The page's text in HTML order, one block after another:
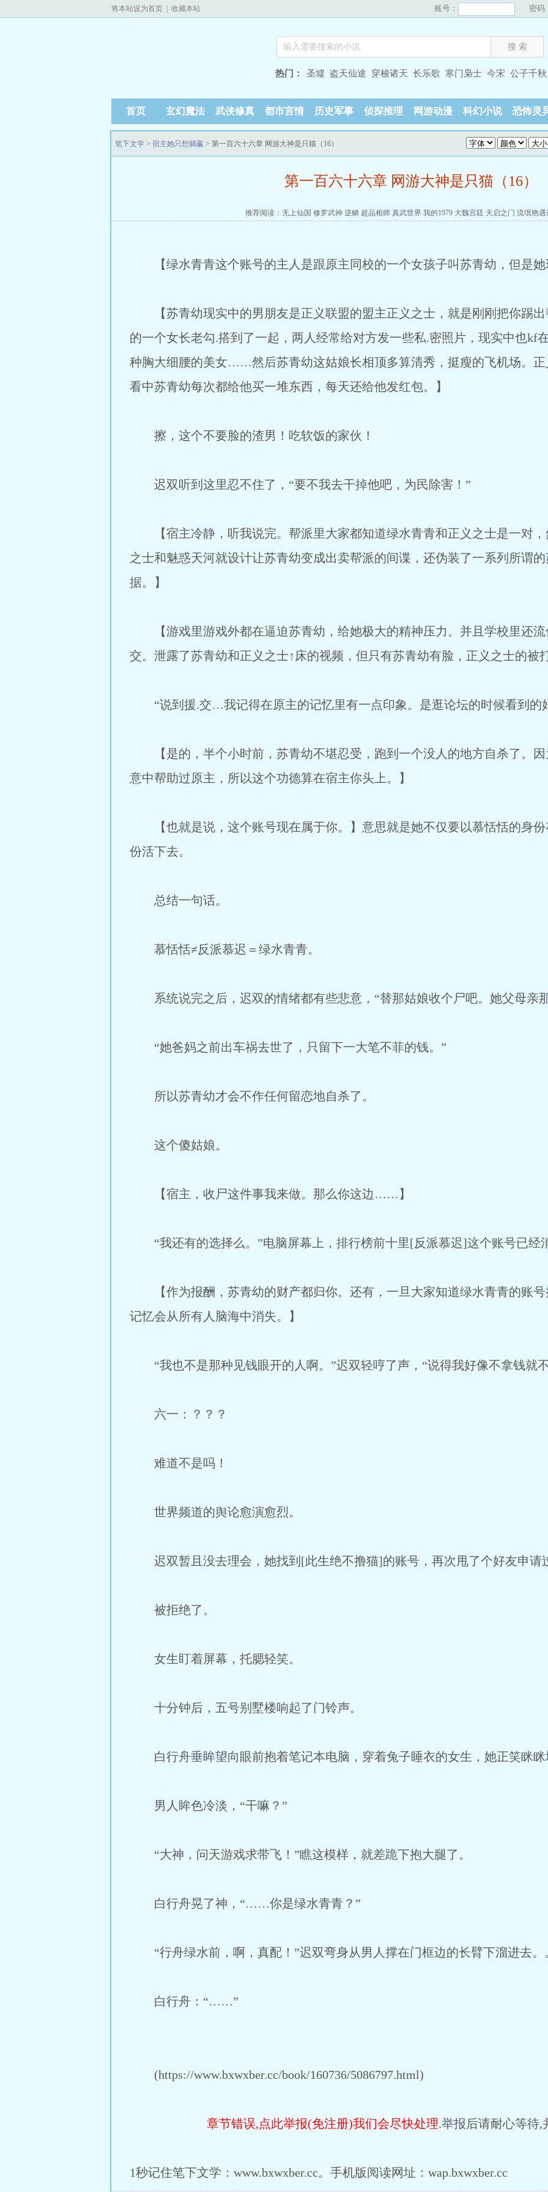
将本站设为首页 收藏本站 账号： 密码
热门： 圣墟 盗天仙途 穿梭诸天 长乐歌 寒门枭士 今宋 公子千秋
首页 玄幻魔法 武侠修真 都市言情 历史军事 侦探推理 网游动漫 科幻小说 恐怖灵
笔下文学 > 宿主她只想躺赢 > 第一百六十六章 网游大神是只猫（16）
第一百六十六章 网游大神是只猫（16）
推荐阅读： 无上仙国 修罗武神 逆鳞 超品相师 真武世界 我的1979 大魏宫廷 天启之门 流氓艳遇
【绿水青青这个账号的主人是跟原主同校的一个女孩子叫苏青幼，但是她
【苏青幼现实中的男朋友是正义联盟的盟主正义之士，就是刚刚把你踢出
的一个女长老勾.搭到了一起，两人经常给对方发一些私.密照片，现实中也kf
种胸大细腰的美女……然后苏青幼这姑娘长相顶多算清秀，挺瘦的飞机场。
看中苏青幼每次都给他买一堆东西，每天还给他发红包。】
擦，这个不要脸的渣男！吃软饭的家伙！
迟双听到这里忍不住了，“要不我去干掉他吧，为民除害！”
【宿主冷静，听我说完。帮派里大家都知道绿水青青和正义之士是一对，
之士和魅惑天河就设计让苏青幼变成出卖帮派的间谍，还伪装了一系列所谓
据。】
【游戏里游戏外都在逼迫苏青幼，给她极大的精神压力。并且学校里还流
交。泄露了苏青幼和正义之士↑床的视频，但只有苏青幼有脸，正义之士的被
“说到援.交…我记得在原主的记忆里有一点印象。是逛论坛的时候看到的
【是的，半个小时前，苏青幼不堪忍受，跑到一个没人的地方自杀了。因
意中帮助过原主，所以这个功德算在宿主你头上。】
【也就是说，这个账号现在属于你。】意思就是她不仅要以慕恬恬的身份
份活下去。
总结一句话。
慕恬恬≠反派慕迟＝绿水青青。
系统说完之后，迟双的情绪都有些悲意，“替那姑娘收个尸吧。她父母亲
“她爸妈之前出车祸去世了，只留下一大笔不菲的钱。”
所以苏青幼才会不作任何留恋地自杀了。
这个傻姑娘。
【宿主，收尸这件事我来做。那么你这边……】
“我还有的选择么。”电脑屏幕上，排行榜前十里[反派慕迟]这个账号已经
【作为报酬，苏青幼的财产都归你。还有，一旦大家知道绿水青青的账号
记忆会从所有人脑海中消失。】
“我也不是那种见钱眼开的人啊。”迟双轻哼了声，“说得我好像不拿钱就
六一：？？？
难道不是吗！
世界频道的舆论愈演愈烈。
迟双暂且没去理会，她找到[此生绝不撸猫]的账号，再次甩了个好友申请
被拒绝了。
女生盯着屏幕，托腮轻笑。
十分钟后，五号别墅楼响起了门铃声。
白行舟垂眸望向眼前抱着笔记本电脑，穿着兔子睡衣的女生，她正笑眯眯
男人眸色冷淡，“干嘛？”
“大神，问天游戏求带飞！”瞧这模样，就差跪下抱大腿了。
白行舟晃了神，“……你是绿水青青？”
“行舟绿水前，啊，真配！”迟双弯身从男人撑在门框边的长臂下溜进去。
白行舟：“……”
(https://www.bxwxber.cc/book/160736/5086797.html)
章节错误,点此举报(免注册)我们会尽快处理.举报后请耐心等待,
1秒记住笔下文学：www.bxwxber.cc。手机版阅读网址：wap.bxwxber.cc